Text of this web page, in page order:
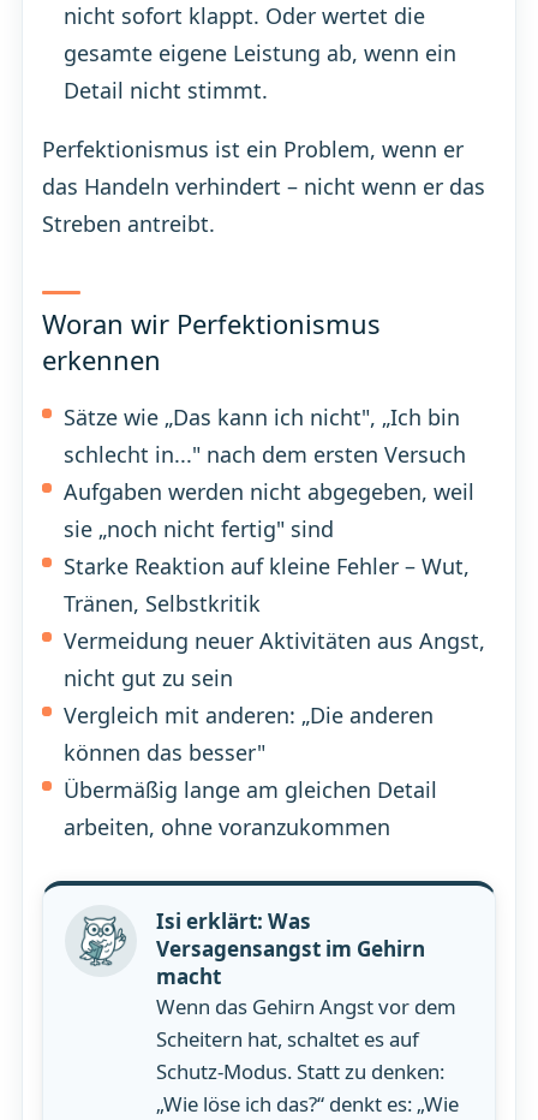
nicht sofort klappt. Oder wertet die
gesamte eigene Leistung ab, wenn ein
Detail nicht stimmt.
Perfektionismus ist ein Problem, wenn er
das Handeln verhindert – nicht wenn er das
Streben antreibt.
Woran wir Perfektionismus
erkennen
Sätze wie „Das kann ich nicht", „Ich bin
schlecht in..." nach dem ersten Versuch
Aufgaben werden nicht abgegeben, weil
sie „noch nicht fertig" sind
Starke Reaktion auf kleine Fehler – Wut,
Tränen, Selbstkritik
Vermeidung neuer Aktivitäten aus Angst,
nicht gut zu sein
Vergleich mit anderen: „Die anderen
können das besser"
Übermäßig lange am gleichen Detail
arbeiten, ohne voranzukommen
Isi erklärt: Was
Versagensangst im Gehirn
macht
Wenn das Gehirn Angst vor dem
Scheitern hat, schaltet es auf
Schutz-Modus. Statt zu denken:
„Wie löse ich das?“ denkt es: „Wie